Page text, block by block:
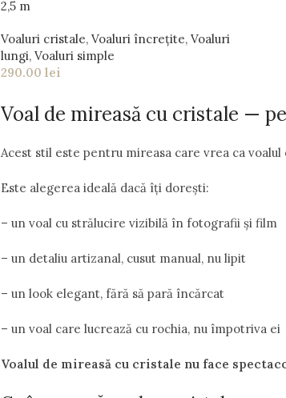
2,5 m
Voaluri cristale, Voaluri încrețite, Voaluri
lungi, Voaluri simple
290.00 lei
Voal de mireasă cu cristale —
Acest stil este pentru mireasa care vrea ca
Este alegerea ideală dacă îți dorești:
– un voal cu strălucire vizibilă în fotografii și film
– un detaliu artizanal, cusut manual, nu lipit
– un look elegant, fără să pară încărcat
– un voal care lucrează cu rochia, nu împotriva ei
Voalul de mireasă cu cristale nu face